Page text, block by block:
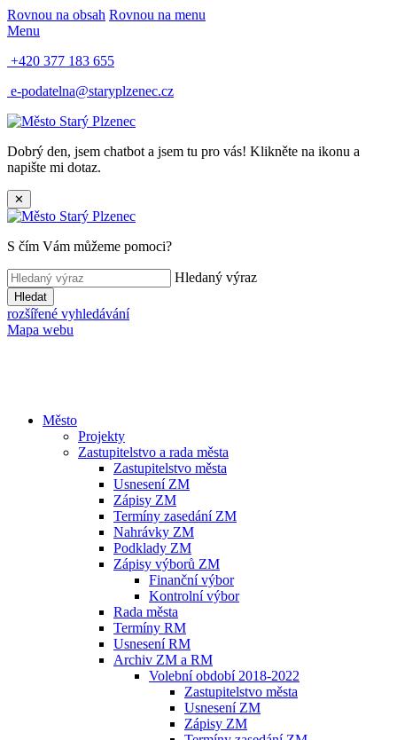
Rovnou na obsah Rovnou na menu
Menu
+420 377 183 655
e-podatelna@staryplzenec.cz
Dobrý den, jsem chatbot a jsem tu pro vás! Klikněte na ikonu a
napište mi dotaz.
✕
S čím Vám můžeme pomoci?
Hledaný výraz
Hledat
rozšířené vyhledávání
Mapa webu
Město
Projekty
Zastupitelstvo a rada města
Zastupitelstvo města
Usnesení ZM
Zápisy ZM
Termíny zasedání ZM
Nahrávky ZM
Podklady ZM
Zápisy výborů ZM
Finanční výbor
Kontrolní výbor
Rada města
Termíny RM
Usnesení RM
Archiv ZM a RM
Volební období 2018-2022
Zastupitelstvo města
Usnesení ZM
Zápisy ZM